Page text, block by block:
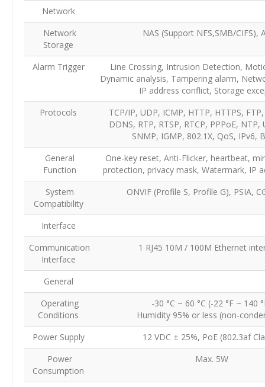
Network
Network
Storage
NAS (Support NFS,SMB/CIFS),
Alarm Trigger
Line Crossing, Intrusion Detection,
Dynamic analysis, Tampering alarm,
IP address conflict, Storage
Protocols
TCP/IP, UDP, ICMP, HTTP, HTTPS,
DDNS, RTP, RTSP, RTCP, PPPoE, NTP,
SNMP, IGMP, 802.1X, QoS, IPv6,
General
Function
One-key reset, Anti-Flicker, heartbeat,
protection, privacy mask, Watermark, IP
System
Compatibility
ONVIF (Profile S, Profile G), PSIA,
Interface
Communication
Interface
1 RJ45 10M / 100M Ethernet
General
Operating
Conditions
-30 °C ~ 60 °C (-22 °F ~ 140
Humidity 95% or less (non-
Power Supply
12 VDC ± 25%, PoE (802.3af
Power
Consumption
Max. 5W